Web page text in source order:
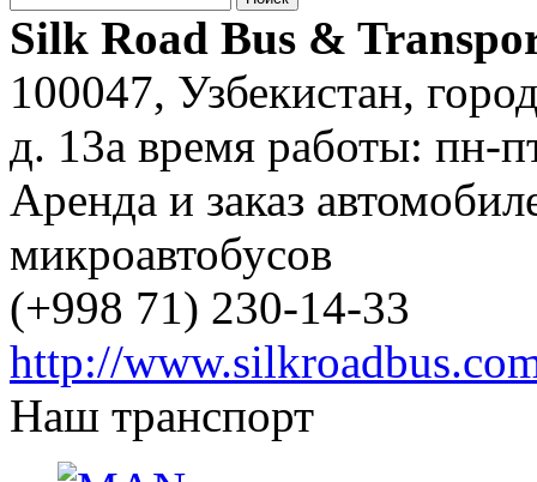
Silk Road Bus &
100047, Узбекистан,
д. 13a время работы: пн-
Аренда и заказ
микроавтобусов
(+998 71) 230-14-33
http://
Наш транспорт